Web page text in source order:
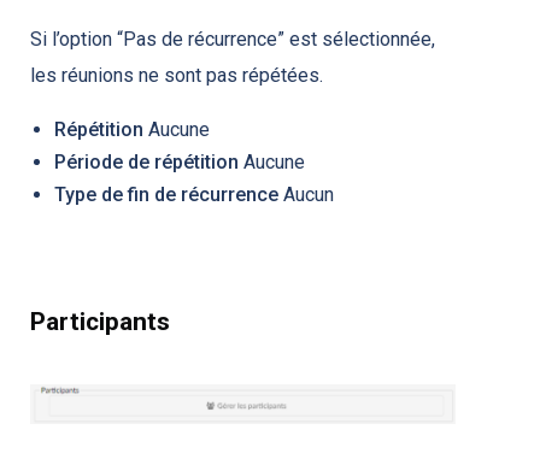
Si l’option “Pas de récurrence” est sélectionnée,
les réunions ne sont pas répétées.
Répétition Aucune
Période de répétition Aucune
Type de fin de récurrence Aucun
Participants